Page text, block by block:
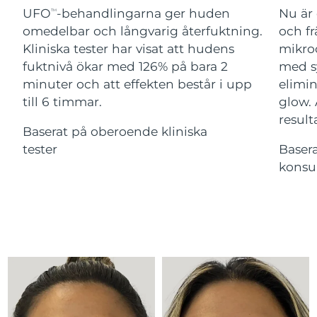
UFOTM-behandlingarna ger huden
omedelbar och långvarig återfuktning.
Kliniska tester har visat att hudens
fuktnivå ökar med 126% på bara 2
minuter och att effekten består i upp
till 6 timmar.
Baserat på oberoende kliniska
tester
Nu
och
med
glow.
For healthy hair
18% PAP
Kosmetika Man
Handla allt
Israel Förväntad leverans 8/12/26
Italien Förväntad leverans 8/8/26
Japan Förväntad leverans 8/11/26
8/13/26
Kazakstan 8/10/26
Litauen Förväntad leverans8/8/26